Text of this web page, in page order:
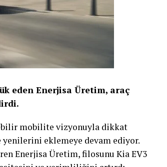
eden Enerjisa Üretim, araç
mobilite vizyonuyla dikkat
eklemeye devam ediyor.
Enerjisa Üretim, filosunu Kia EV3